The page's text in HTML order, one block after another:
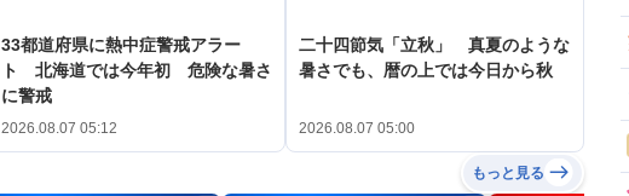
33都道府県に熱中症警戒アラー
ト 北海道では今年初 危険な暑さ
に警戒
2026.08.07 05:12
二十四節気「立秋」 真夏のような
暑さでも、暦の上では今日から秋
2026.08.07 05:00
もっと見る